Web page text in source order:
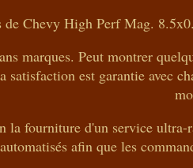
de Chevy High Perf Mag.
marques. Peut montrer
satisfaction est garantie avec
la fourniture d'un service
automatisés afin que les